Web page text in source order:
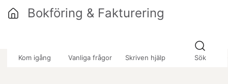
Kom igång Vanliga frågor Skriven hjälp Sök
Bokföring & Fakturering